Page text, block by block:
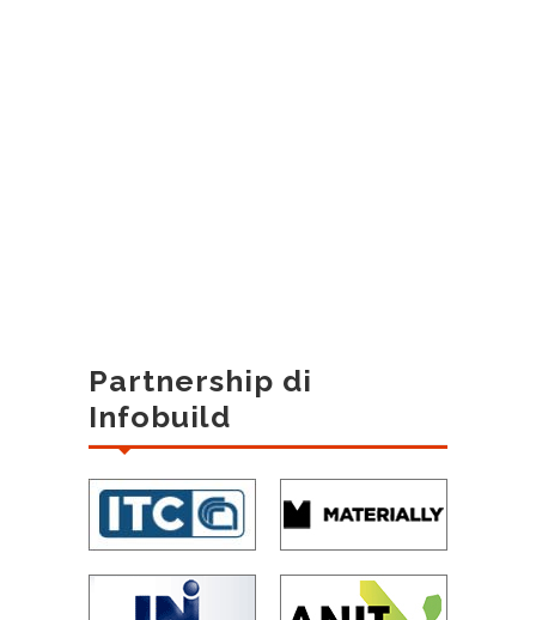
Partnership di
Infobuild